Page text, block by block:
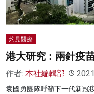
灼見醫療
港大研究：兩針疫
作者: 本社編輯部
袁國勇團隊呼籲下一代新冠